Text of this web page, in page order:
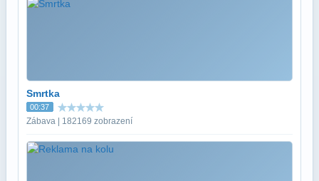
Smrtka
00:37
Zábava | 182169 zobrazení